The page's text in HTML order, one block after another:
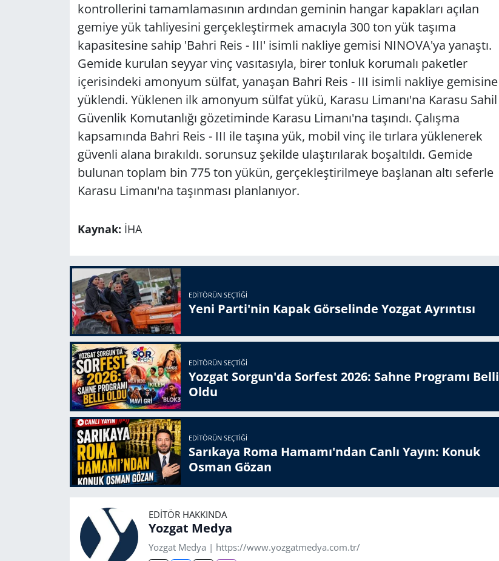
kontrollerini tamamlamasının ardından geminin hangar kapakları açılan
gemiye yük tahliyesini gerçekleştirmek amacıyla 300 ton yük taşıma
kapasitesine sahip 'Bahri Reis - III' isimli nakliye gemisi NINOVA'ya yanaştı.
Gemide kurulan seyyar vinç vasıtasıyla, birer tonluk korumalı paketler
içerisindeki amonyum sülfat, yanaşan Bahri Reis - III isimli nakliye gemisine
yüklendi. Yüklenen ilk amonyum sülfat yükü, Karasu Limanı'na Karasu Sahil
Güvenlik Komutanlığı gözetiminde Karasu Limanı'na taşındı. Çalışma
kapsamında Bahri Reis - III ile taşına yük, mobil vinç ile tırlara yüklenerek
güvenli alana bırakıldı. sorunsuz şekilde ulaştırılarak boşaltıldı. Gemide
bulunan toplam bin 775 ton yükün, gerçekleştirilmeye başlanan altı seferle
Karasu Limanı'na taşınması planlanıyor.
Kaynak: İHA
EDITÖRÜN SEÇTIĞI
Yeni Parti'nin Kapak Görselinde Yozgat Ayrıntısı
EDITÖRÜN SEÇTIĞI
Yozgat Sorgun'da Sorfest 2026: Sahne Programı Belli
Oldu
EDITÖRÜN SEÇTIĞI
Sarıkaya Roma Hamamı'ndan Canlı Yayın: Konuk
Osman Gözan
EDITÖR HAKKINDA
Yozgat Medya
Yozgat Medya | https://www.yozgatmedya.com.tr/